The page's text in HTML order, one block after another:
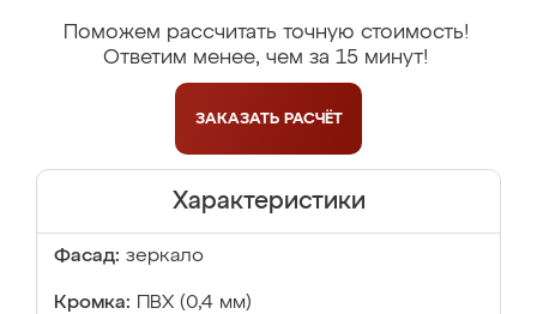
Поможем рассчитать точную стоимость!
Ответим менее, чем за 15 минут!
ЗАКАЗАТЬ РАСЧЁТ
Характеристики
Фасад: зеркало
Кромка: ПВХ (0,4 мм)